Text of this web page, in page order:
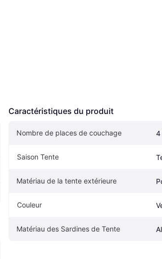
Caractéristiques du produit
Nombre de places de couchage 4
Saison Tente
Matériau de la tente extérieure
Couleur
Matériau des Sardines de Tente